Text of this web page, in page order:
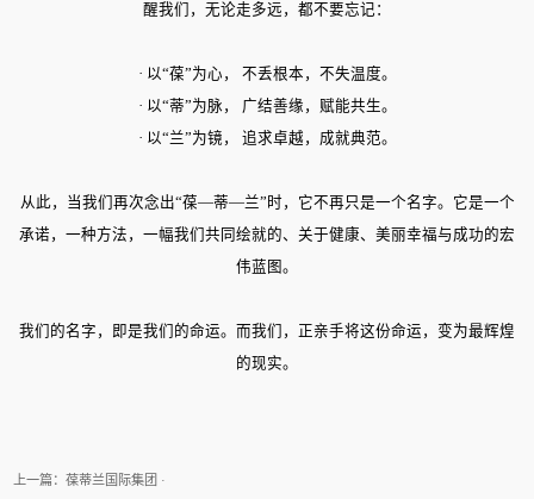
醒我们，无论走多远，都不要忘记：
· 以“葆”为心， 不丢根本，不失温度。
· 以“蒂”为脉， 广结善缘，赋能共生。
· 以“兰”为镜， 追求卓越，成就典范。
从此，当我们再次念出“葆—蒂—兰”时，它不再只是一个名字。它是一个
承诺，一种方法，一幅我们共同绘就的、关于健康、美丽幸福与成功的宏
伟蓝图。
我们的名字，即是我们的命运。而我们，正亲手将这份命运，变为最辉煌
的现实。
上一篇：葆蒂兰国际集团 ·